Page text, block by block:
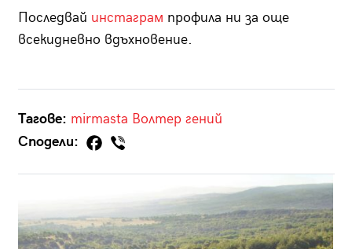
Последвай инстаграм профила ни за още
всекидневно вдъхновение.
Тагове: mirmasta Волтер гений
Сподели: